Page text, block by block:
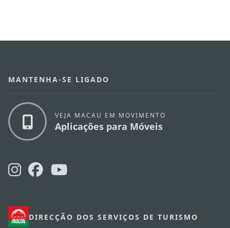
DIRECÇÃO DOS SERVIÇOS DE TURISMO
MANTENHA-SE LIGADO
VEJA MACAU EM MOVIMENTO
Aplicações para Móveis